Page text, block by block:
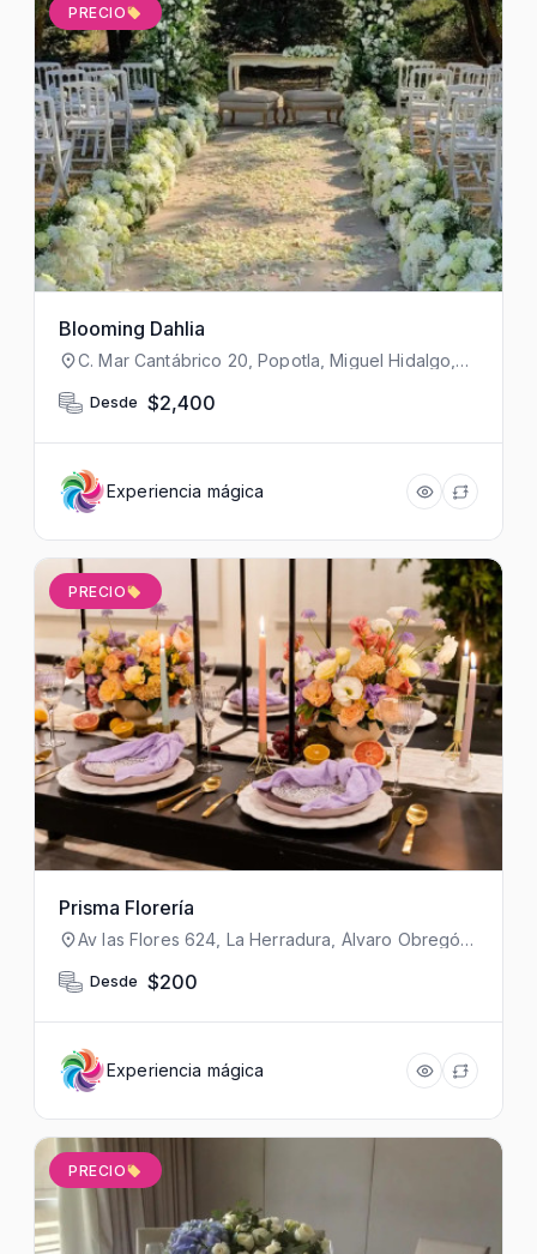
PRECIO
Blooming Dahlia
C. Mar Cantábrico 20, Popotla, Miguel Hidalgo,
Desde $2,400
Experiencia mágica
PRECIO
Prisma Florería
Av las Flores 624, La Herradura, Álvaro Obregón,
Desde $200
Experiencia mágica
PRECIO